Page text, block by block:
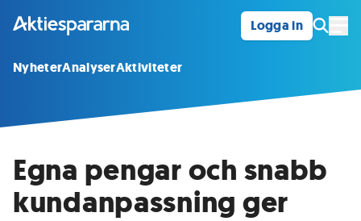
Logga in
NyheterAnalyserAktiviteter
Egna pengar och snabb
kundanpassning ger